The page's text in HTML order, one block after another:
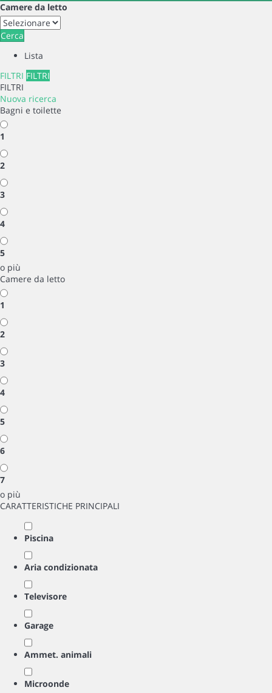
Camere da letto
Cerca
Lista
FILTRI FILTRI
FILTRI
Nuova ricerca
Bagni e toilette
1
2
3
4
5
o più
Camere da letto
1
2
3
4
5
6
7
o più
CARATTERISTICHE PRINCIPALI
Piscina
Aria condizionata
Televisore
Garage
Ammet. animali
Microonde